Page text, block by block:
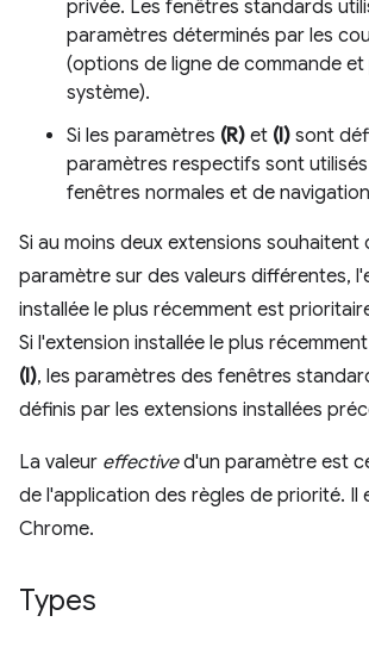
privée. Les fenêtres standards
paramètres déterminés par les
(options de ligne de commande
système).
Si les paramètres (R) et (I) sont
paramètres respectifs sont
fenêtres normales et de
Si au moins deux extensions souhaitent
paramètre sur des valeurs différentes,
installée le plus récemment est
Si l'extension installée le plus
(I), les paramètres des fenêtres
définis par les extensions installées
La valeur effectived'un paramètre est
de l'application des règles de priorité. Il
Chrome.
Types